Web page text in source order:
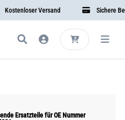
Versand Sichere
Ersatzteile für OE Nummer